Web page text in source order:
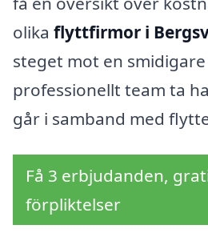
olika flyttfirmor i
steget mot en
professionellt team ta
går i samband med
Få 3 erbjudanden,
förpliktelser